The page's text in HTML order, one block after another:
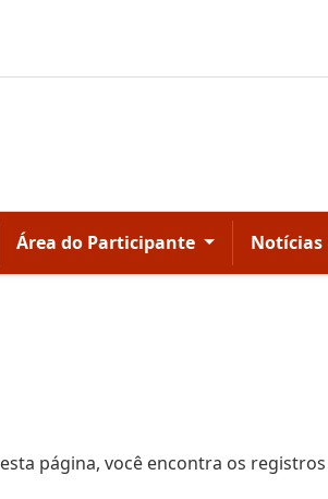
Área do Participante Notícias
página, você encontra os